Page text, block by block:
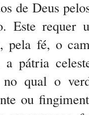
de Deus
Este requer
pela fé, o
a pátria
no qual o
ou